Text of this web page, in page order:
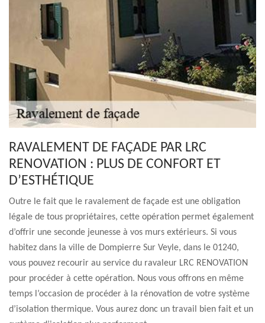
RAVALEMENT DE FAÇADE PAR LRC
RENOVATION : PLUS DE CONFORT ET
D’ESTHÉTIQUE
Outre le fait que le ravalement de façade est une obligation
légale de tous propriétaires, cette opération permet également
d’offrir une seconde jeunesse à vos murs extérieurs. Si vous
habitez dans la ville de Dompierre Sur Veyle, dans le 01240,
vous pouvez recourir au service du ravaleur LRC RENOVATION
pour procéder à cette opération. Nous vous offrons en même
temps l’occasion de procéder à la rénovation de votre système
d’isolation thermique. Vous aurez donc un travail bien fait et un